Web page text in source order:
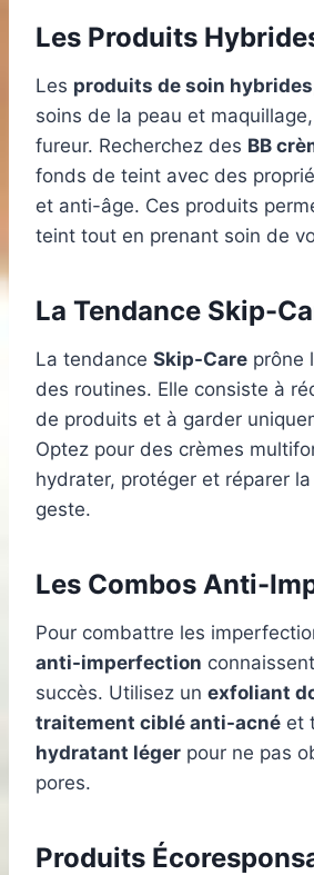
Les Produits
Les produits de soin hybrides
soins de la peau et
fureur. Recherchez des BB
fonds de teint avec des
et anti-âge. Ces produits
teint tout en prenant soin de
La Tendance Skip-
La tendance Skip-Care prône
des routines. Elle consiste à
de produits et à garder
Optez pour des crèmes
hydrater, protéger et réparer
geste.
Les Combos Anti-
Pour combattre les
anti-imperfection
succès. Utilisez un exfoliant
traitement ciblé anti-acné et
hydratant léger pour ne pas
pores.
Produits